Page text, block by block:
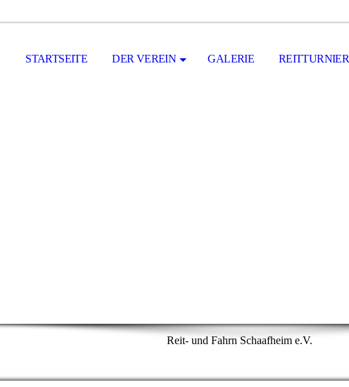
STARTSEITE DER VEREIN GALERIE REITTURNIER
Reit- und Fahrn Schaafheim e.V.